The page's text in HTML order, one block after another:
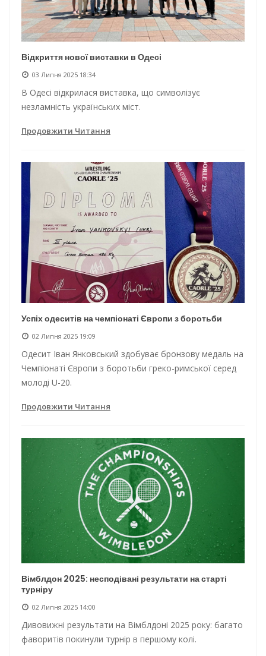
Відкриття нової виставки в Одесі
03 Липня 2025 18:34
В Одесі відкрилася виставка, що символізує
незламність українських міст.
Продовжити Читання
Успіх одеситів на чемпіонаті Європи з боротьби
02 Липня 2025 19:09
Одесит Іван Янковський здобуває бронзову медаль на
Чемпіонаті Європи з боротьби греко-римської серед
молоді U-20.
Продовжити Читання
Вімблдон 2025: несподівані результати на старті
турніру
02 Липня 2025 14:00
Дивовижні результати на Вімблдоні 2025 року: багато
фаворитів покинули турнір в першому колі.